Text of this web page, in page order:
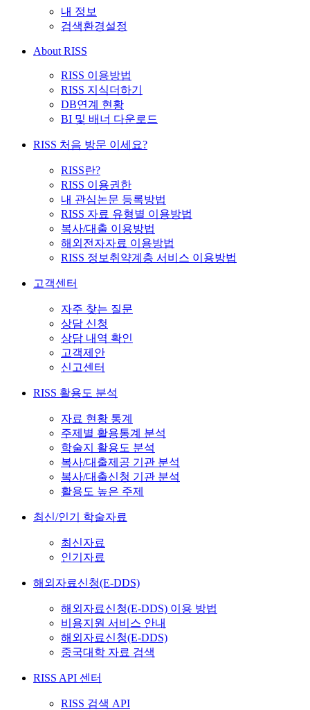
내 정보
검색환경설정
About RISS
RISS 이용방법
RISS 지식더하기
DB연계 현황
BI 및 배너 다운로드
RISS 처음 방문 이세요?
RISS란?
RISS 이용권한
내 관심논문 등록방법
RISS 자료 유형별 이용방법
복사/대출 이용방법
해외전자자료 이용방법
RISS 정보취약계층 서비스 이용방법
고객센터
자주 찾는 질문
상담 신청
상담 내역 확인
고객제안
신고센터
RISS 활용도 분석
자료 현황 통계
주제별 활용통계 분석
학술지 활용도 분석
복사/대출제공 기관 분석
복사/대출신청 기관 분석
활용도 높은 주제
최신/인기 학술자료
최신자료
인기자료
해외자료신청(E-DDS)
해외자료신청(E-DDS) 이용 방법
비용지원 서비스 안내
해외자료신청(E-DDS)
중국대학 자료 검색
RISS API 센터
RISS 검색 API